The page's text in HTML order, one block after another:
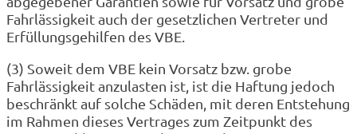
Fahrlässigkeit auch der gesetzlichen Vertreter und
Erfüllungsgehilfen des VBE.
(3) Soweit dem VBE kein Vorsatz bzw. grobe
Fahrlässigkeit anzulasten ist, ist die Haftung jedoch
beschränkt auf solche Schäden, mit deren Entstehung
im Rahmen dieses Vertrages zum Zeitpunkt des